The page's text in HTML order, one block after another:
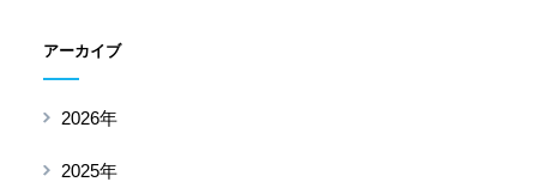
アーカイブ
2026年
2025年